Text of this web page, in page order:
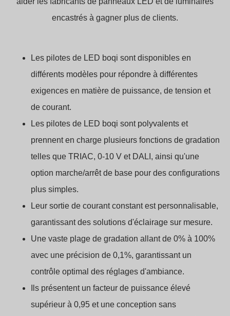
encastrés à gagner plus de clients.
Les pilotes de LED boqi sont disponibles en
différents modèles pour répondre à différentes
exigences en matière de puissance, de tension et
de courant.
Les pilotes de LED boqi sont polyvalents et
prennent en charge plusieurs fonctions de gradation
telles que TRIAC, 0-10 V et DALI, ainsi qu'une
option marche/arrêt de base pour des configurations
plus simples.
Leur sortie de courant constant est personnalisable,
garantissant des solutions d'éclairage sur mesure.
Une vaste plage de gradation allant de 0% à 100%
avec une précision de 0,1%, garantissant un
contrôle optimal des réglages d'ambiance.
Ils présentent un facteur de puissance élevé
supérieur à 0,95 et une conception sans